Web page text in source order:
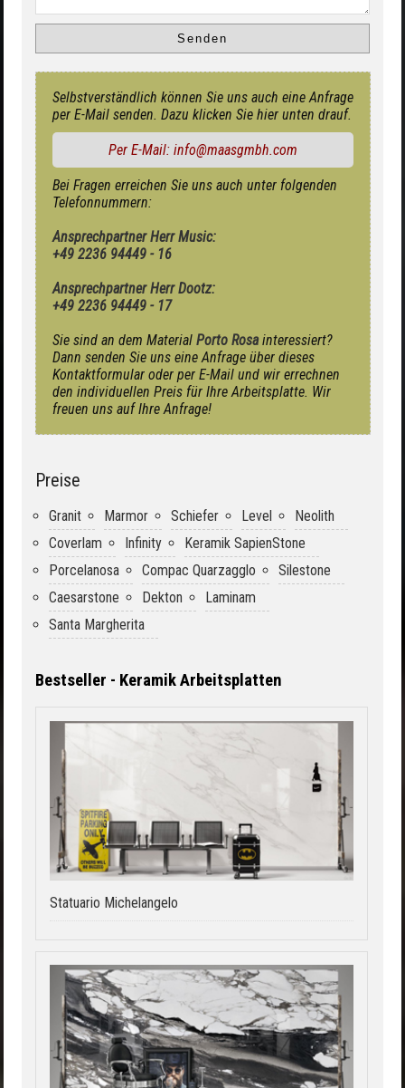
Selbstverständlich können Sie uns auch eine Anfrage
per E-Mail senden. Dazu klicken Sie hier unten drauf.
Per E-Mail: info@maasgmbh.com
Bei Fragen erreichen Sie uns auch unter folgenden
Telefonnummern:
Ansprechpartner Herr Music:
+49 2236 94449 - 16
Ansprechpartner Herr Dootz:
+49 2236 94449 - 17
Sie sind an dem Material Porto Rosainteressiert?
Dann senden Sie uns eine Anfrage über dieses
Kontaktformular oder per E-Mail und wir errechnen
den individuellen Preis für Ihre Arbeitsplatte. Wir
freuen uns auf Ihre Anfrage!
Preise
Granit Marmor Schiefer Level
Neolith
Coverlam
Infinity
Keramik SapienStone
Porcelanosa
Compac Quarzagglo
Silestone
Caesarstone
Dekton
Laminam
Santa Margherita
Bestseller - Keramik Arbeitsplatten
Statuario Michelangelo